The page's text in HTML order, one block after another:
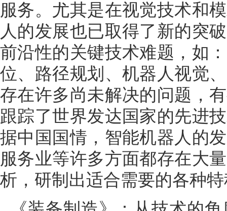
服务。尤其是在视觉技术和
人的发展也已取得了新的突
前沿性的关键技术难题，如
位、路径规划、机器人视觉
存在许多尚未解决的问题，
跟踪了世界发达国家的先进
据中国国情，智能机器人的
服务业等许多方面都存在大
析，研制出适合需要的各种